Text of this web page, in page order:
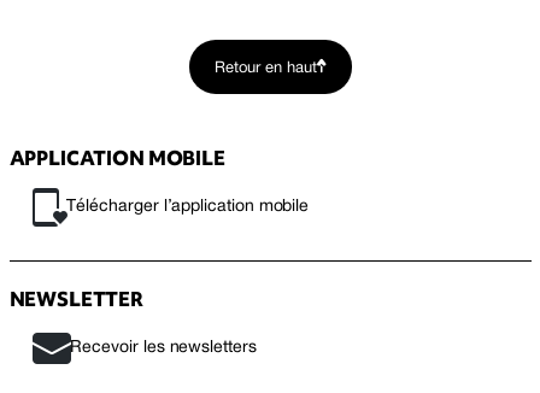
Retour en haut
APPLICATION MOBILE
Télécharger l’application mobile
NEWSLETTER
Recevoir les newsletters